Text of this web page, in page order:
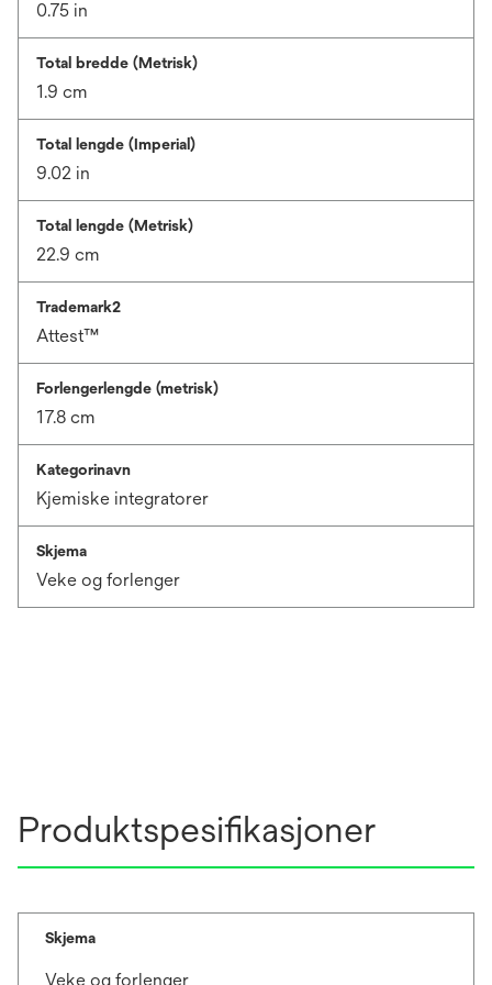
0.75 in
Total bredde (Metrisk)
1.9 cm
Total lengde (Imperial)
9.02 in
Total lengde (Metrisk)
22.9 cm
Trademark2
Attest™
Forlengerlengde (metrisk)
17.8 cm
Kategorinavn
Kjemiske integratorer
Skjema
Veke og forlenger
Produktspesifikasjoner
Skjema
Veke og forlenger